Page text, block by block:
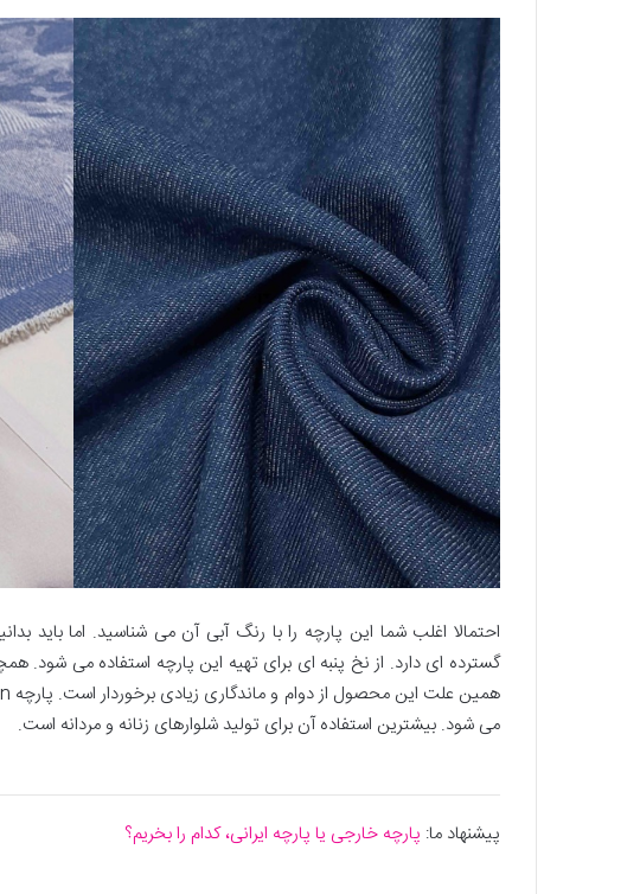
گسترده ای دارد. از نخ پنبه ای برای تهیه این پارچه استفاده می شود.
می شود. بیشترین استفاده آن برای تولید شلوارهای زنانه و مردانه است.
پیشنهاد ما: پارچه خارجی یا پارچه ایرانی، کدام را بخریم؟